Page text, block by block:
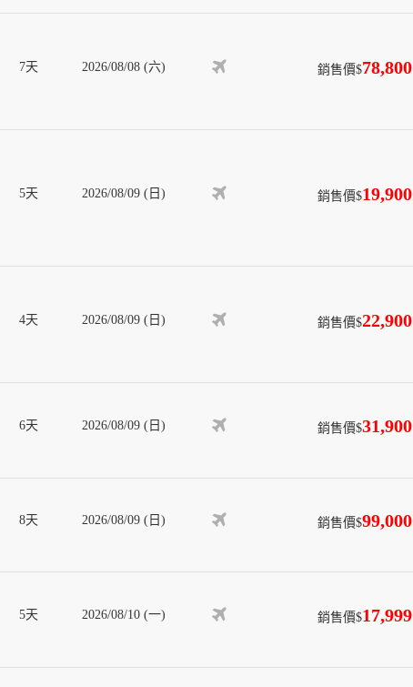
7天 2026/08/08 (六) 銷售價$78,800
5天 2026/08/09 (日) 銷售價$19,900
4天 2026/08/09 (日) 銷售價$22,900
6天 2026/08/09 (日) 銷售價$31,900
8天 2026/08/09 (日) 銷售價$99,000
5天 2026/08/10 (一) 銷售價$17,999